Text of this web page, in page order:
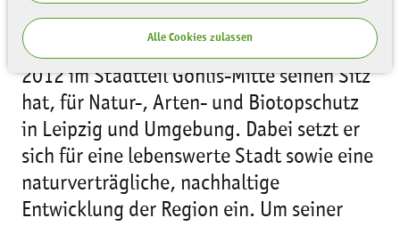
Alle Cookies zulassen
Bereits seit 1990 engagiert sich der NABU-
Regionalverband Leipzig e. V., der seit
2012 im Stadtteil Gohlis-Mitte seinen Sitz
hat, für Natur-, Arten- und Biotopschutz
in Leipzig und Umgebung. Dabei setzt er
sich für eine lebenswerte Stadt sowie eine
naturverträgliche, nachhaltige
Entwicklung der Region ein. Um seiner